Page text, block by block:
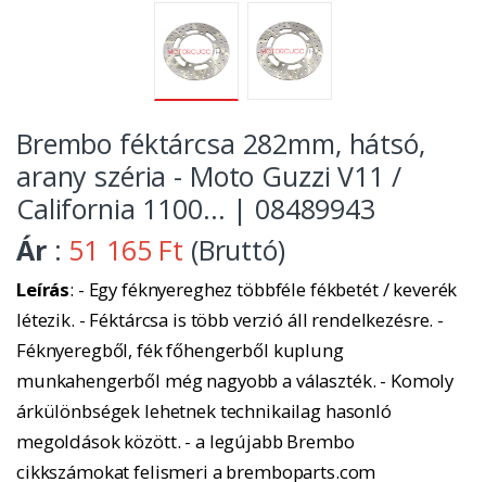
Brembo féktárcsa 282mm, hátsó,
arany széria - Moto Guzzi V11 /
California 1100... | 08489943
Ár : 51 165 Ft (Bruttó)
Leírás: - Egy féknyereghez többféle fékbetét / keverék
létezik. - Féktárcsa is több verzió áll rendelkezésre. -
Féknyeregből, fék főhengerből kuplung
munkahengerből még nagyobb a választék. - Komoly
árkülönbségek lehetnek technikailag hasonló
megoldások között. - a legújabb Brembo
cikkszámokat felismeri a bremboparts.com